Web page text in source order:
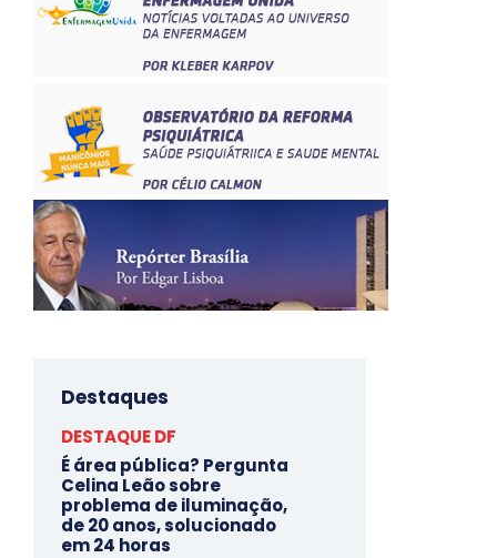
Destaques
DESTAQUE DF
É área pública? Pergunta
Celina Leão sobre
problema de iluminação,
de 20 anos, solucionado
em 24 horas